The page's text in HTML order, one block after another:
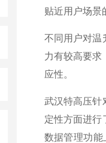
贴近用户场景
不同用户对温
力有较高要求
应性。
武汉特高压针
定性方面进行
数据管理功